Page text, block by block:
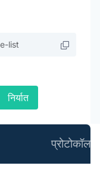
निर्यात
प्रोटोकॉल